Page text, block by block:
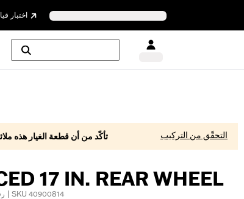
اختبار
تأكّد من أن قطعة الغيار هذه التحقّق من التركيب
17 IN. REAR WHEEL
رقم القطعة | SKU 40900814